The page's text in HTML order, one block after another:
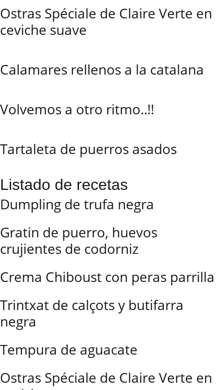
Ostras Spéciale de Claire Verte en
ceviche suave
Calamares rellenos a la catalana
Volvemos a otro ritmo..!!
Tartaleta de puerros asados
Listado de recetas
Dumpling de trufa negra
Gratin de puerro, huevos
crujientes de codorniz
Crema Chiboust con peras parrilla
Trintxat de calçots y butifarra
negra
Tempura de aguacate
Ostras Spéciale de Claire Verte en